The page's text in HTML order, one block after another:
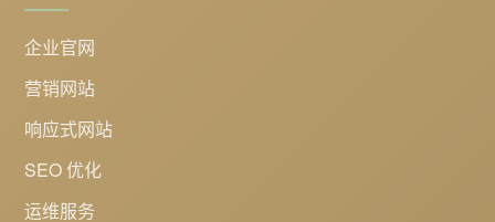
企业官网
营销网站
响应式网站
SEO 优化
运维服务